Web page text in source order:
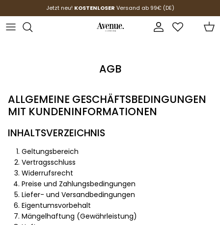
Passa ai contenuti
Jetzt neu! KOSTENLOSER Versand ab 99€ (DE)
Account
AGB
ALLGEMEINE GESCHÄFTSBEDINGUNGEN
MIT KUNDENINFORMATIONEN
INHALTSVERZEICHNIS
Geltungsbereich
Vertragsschluss
Widerrufsrecht
Preise und Zahlungsbedingungen
Liefer- und Versandbedingungen
Eigentumsvorbehalt
Mängelhaftung (Gewährleistung)